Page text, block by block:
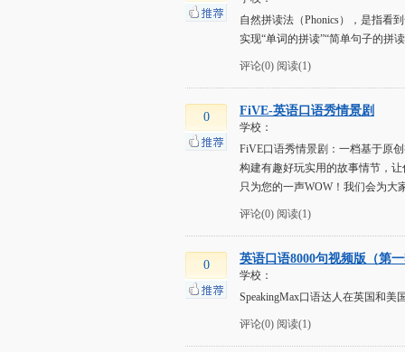
自然拼读法（Phonics），是指看
实现“单词的拼读”“简单句子的拼
评论(0) 阅读(1)
0 FiVE-英语口语秀情景剧
学校：
FiVE口语秀情景剧：一档基于原
构建有趣好玩实用的故事情节，
只为您的一声WOW！我们会为大
评论(0) 阅读(1)
0 英语口语8000句视频版（第
学校：
SpeakingMax口语达人在英国和
评论(0) 阅读(1)